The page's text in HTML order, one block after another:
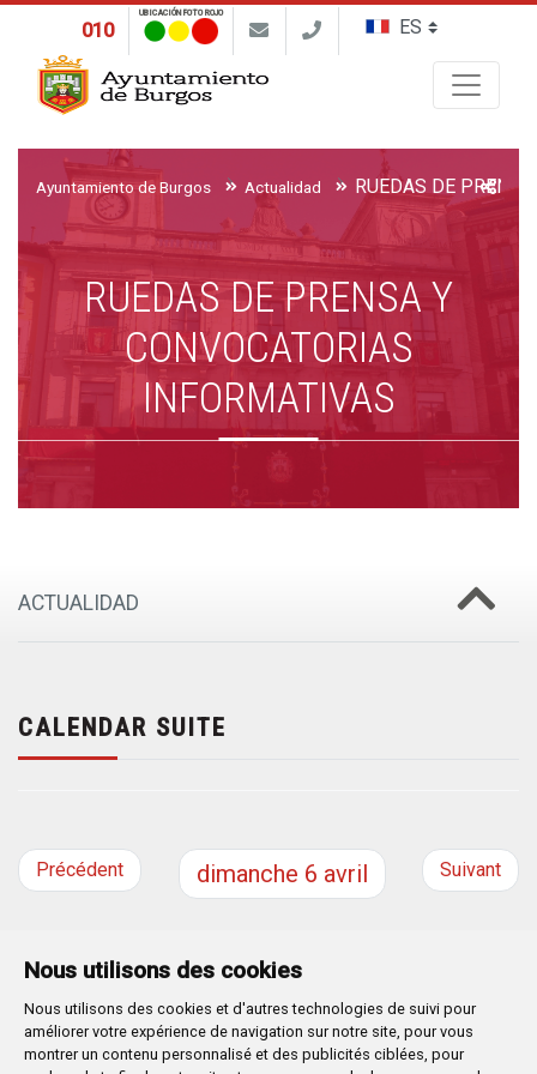
Nous utilisons des cookies
Nous utilisons des cookies et d'autres technologies de suivi pour
améliorer votre expérience de navigation sur notre site, pour vous
montrer un contenu personnalisé et des publicités ciblées, pour
010
UBICACIÓN FOTO ROJO
Ayuntamiento de Burgos Actualidad
RUEDAS DE PRENSA Y
CONVOCATORIAS
INFORMATIVAS
ACTUALIDAD
CALENDAR SUITE
Précédent dimanche 6 avril Suivant
Plaza Mayor 1- 09071BURGOS
947 288 800 CIF: P-0906100-C